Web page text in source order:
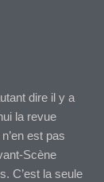
dire il y a
la revue
est pas
Scène
C’est la seule